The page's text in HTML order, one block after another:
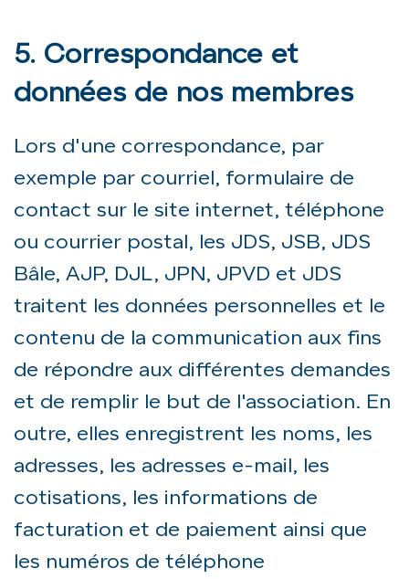
5. Correspondance et
données de nos membres
Lors d'une correspondance, par
exemple par courriel, formulaire de
contact sur le site internet, téléphone
ou courrier postal, les JDS, JSB, JDS
Bâle, AJP, DJL, JPN, JPVD et JDS
traitent les données personnelles et le
contenu de la communication aux fins
de répondre aux différentes demandes
et de remplir le but de l'association. En
outre, elles enregistrent les noms, les
adresses, les adresses e-mail, les
cotisations, les informations de
facturation et de paiement ainsi que
les numéros de téléphone